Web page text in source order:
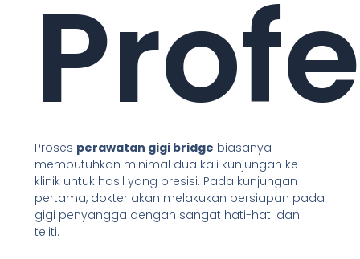
Proses perawatan gigi bridge biasanya
membutuhkan minimal dua kali kunjungan ke
klinik untuk hasil yang presisi. Pada kunjungan
pertama, dokter akan melakukan persiapan pada
gigi penyangga dengan sangat hati-hati dan
teliti.